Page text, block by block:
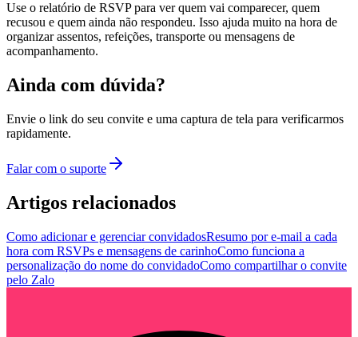
Use o relatório de RSVP para ver quem vai comparecer, quem
recusou e quem ainda não respondeu. Isso ajuda muito na hora de
organizar assentos, refeições, transporte ou mensagens de
acompanhamento.
Ainda com dúvida?
Envie o link do seu convite e uma captura de tela para verificarmos
rapidamente.
Falar com o suporte
Artigos relacionados
Como adicionar e gerenciar convidadosResumo por e-mail a cada
hora com RSVPs e mensagens de carinhoComo funciona a
personalização do nome do convidadoComo compartilhar o convite
pelo Zalo